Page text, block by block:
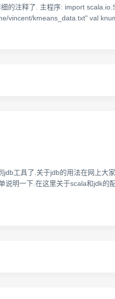
的注释了. 主程序: import
vincent/kmeans_data.txt" val
工具了.关于jdb的用法在网上
明一下.在这里关于scala和jdk